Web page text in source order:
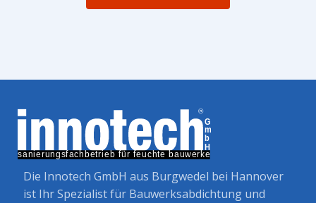
Die Innotech GmbH aus Burgwedel bei Hannover
ist Ihr Spezialist für Bauwerksabdichtung und